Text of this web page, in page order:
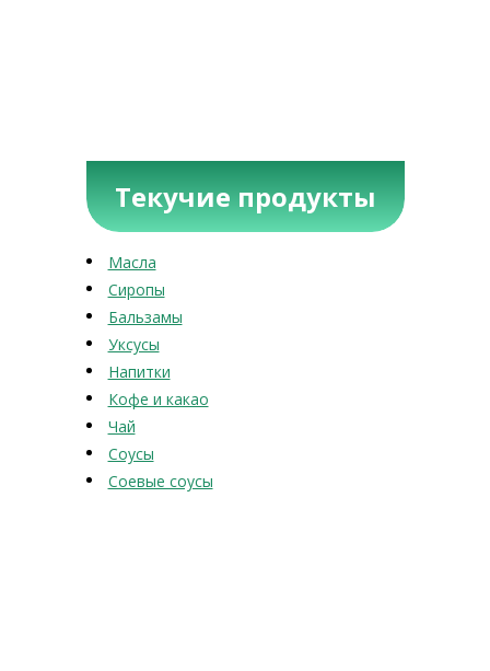
Текучие продукты
Масла
Сиропы
Бальзамы
Уксусы
Напитки
Кофе и какао
Чай
Соусы
Соевые соусы